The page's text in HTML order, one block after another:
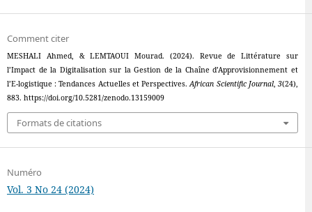
Comment citer
MESHALI Ahmed, & LEMTAOUI Mourad. (2024). Revue de Littérature sur
l’Impact de la Digitalisation sur la Gestion de la Chaîne d’Approvisionnement et
l’E-logistique : Tendances Actuelles et Perspectives.African Scientific Journal,3(24),
883. https://doi.org/10.5281/zenodo.13159009
Formats de citations
Numéro
Vol. 3 No 24 (2024)